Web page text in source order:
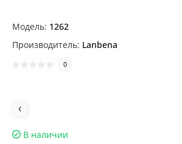
Модель: 1262
Производитель: Lanbena
0
В наличии